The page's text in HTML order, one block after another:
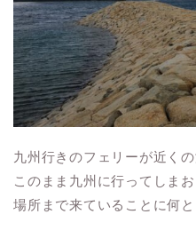
九州行きのフェリーが近く
このまま九州に行ってしま
場所まで来ていることに何